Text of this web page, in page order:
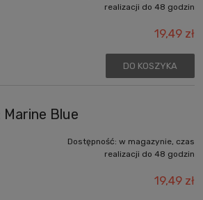
realizacji do 48 godzin
19,49 zł
DO KOSZYKA
Marine Blue
Dostępność: w magazynie, czas
realizacji do 48 godzin
19,49 zł